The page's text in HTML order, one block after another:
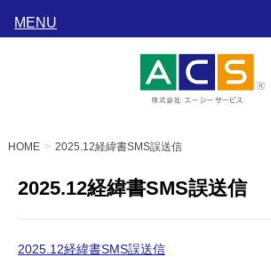
HOME 2025.12経緯書SMS誤送信
2025.12経緯書SMS誤送信
2025.12経緯書SMS誤送信
MENU